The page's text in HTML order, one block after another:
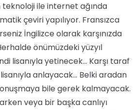
teknoloji ile internet ağında
çeviri yapılıyor. Fransızca
İngilizce olarak karşınızda
önümüzdeki yüzyıl
lisanıyla yetinecek... Karşı taraf
anlayacak... Belki aradan
bile gerek kalmayacak.
veya bir başka canlıyı